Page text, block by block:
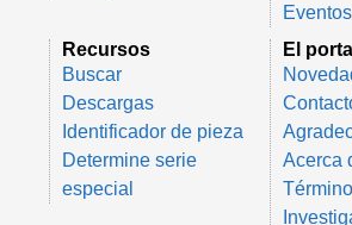
Eventos
Recursos
Buscar
Descargas
Identificador de pieza
Determine serie
especial
El portal
Acerca